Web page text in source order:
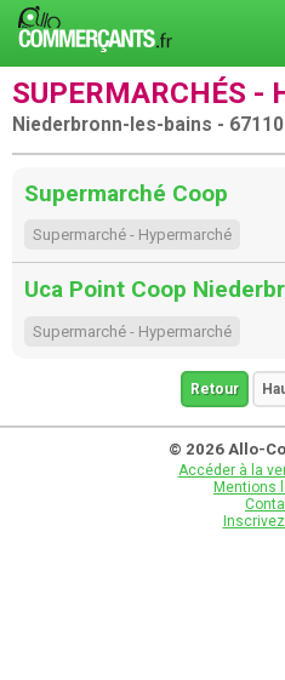
SUPERMARCHÉS -
Niederbronn-les-bains - 67110
Supermarché Coop
Supermarché - Hypermarché
Uca Point Coop
Supermarché - Hypermarché
Retour
© 2026 Allo-
Accéder à la
Mentions